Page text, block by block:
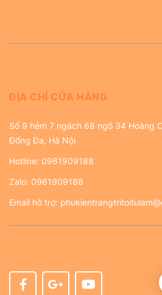
ĐỊA CHỈ CỬA HÀNG
Số 9 hẻm 7 ngách 68 ngõ 34 Hoàng
Đống Đa, Hà Nội
Hotline: 0961909188
Zalo: 0961909188
Email hỗ trợ: